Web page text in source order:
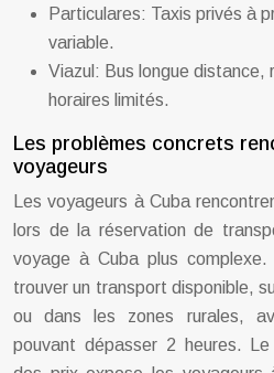
Particulares: Taxis privés à
variable.
Viazul: Bus longue distance,
horaires limités.
Les problèmes concrets
voyageurs
Les voyageurs à Cuba
lors de la réservation de
voyage à Cuba plus
trouver un transport disponible,
ou dans les zones rurales,
pouvant dépasser 2 heures.